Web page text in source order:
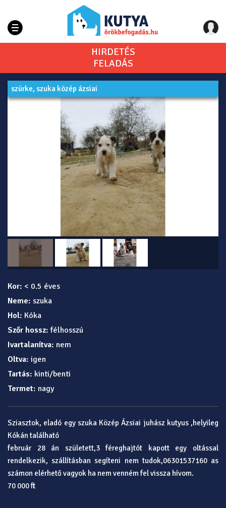
HIRDETÉS
FELADÁS
szürke, szuka közép ázsiai
Kor: < 0.5 éves
Neme: szuka
Hol: Kóka
Szőr hossz: félhosszú
Ivartalanítva: nem
Oltva: igen
Tartás: kinti/benti
Termet: nagy
Sziasztok, eladó egy szuka Közép Ázsiai juhász kutyus ,helyileg
Kókán található
február 28 án született,3 féreghajtót kapott egy oltással
rendelkezik, szállításban segíteni nem tudok,06301537160 as
számon elérhető vagyok ha nem venném fel vissza hívom.
70 000 ft